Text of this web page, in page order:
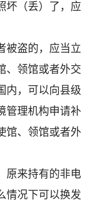
（丢）了，应
盗的，应当立
、领馆或者外交
内，可以向县级
管理机构申请补
馆、领馆或者外
来持有的非电
情况下可以换发